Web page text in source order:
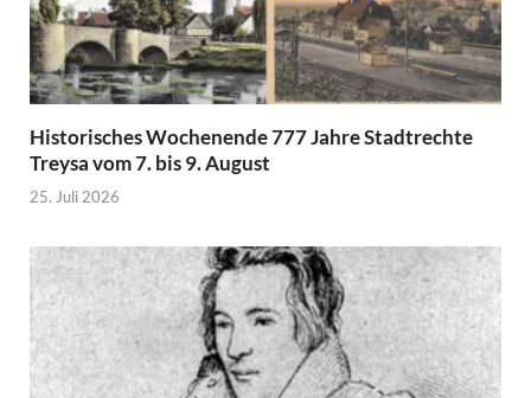
Historisches Wochenende 777 Jahre Stadtrechte
Treysa vom 7. bis 9. August
25. Juli 2026